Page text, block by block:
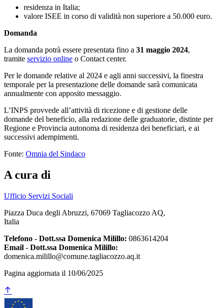
residenza in Italia;
valore ISEE in corso di validità non superiore a 50.000 euro.
Domanda
La domanda potrà essere presentata fino a 31 maggio 2024,
tramite servizio online o Contact center.
Per le domande relative al 2024 e agli anni successivi, la finestra
temporale per la presentazione delle domande sarà comunicata
annualmente con apposito messaggio.
L’INPS provvede all’attività di ricezione e di gestione delle
domande del beneficio, alla redazione delle graduatorie, distinte per
Regione e Provincia autonoma di residenza dei beneficiari, e ai
successivi adempimenti.
Fonte: Omnia del Sindaco
A cura di
Ufficio Servizi Sociali
Piazza Duca degli Abruzzi, 67069 Tagliacozzo AQ,
Italia
Telefono - Dott.ssa Domenica Milillo: 0863614204
Email - Dott.ssa Domenica Milillo:
domenica.milillo@comune.tagliacozzo.aq.it
Pagina aggiornata il 10/06/2025